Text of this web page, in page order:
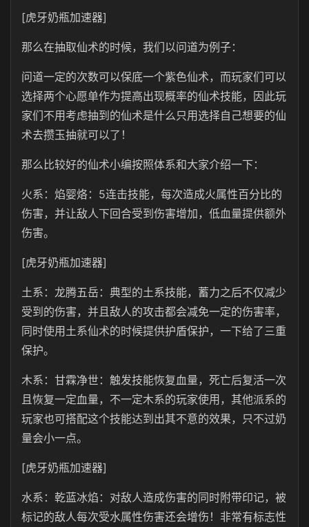
[虎牙奶瓶加速器]
那么在抽取仙术的时候，我们以问道为例子：
问道一定的次数可以保底一个紫色仙术，而玩家们可以
选择两个心愿单作为提高出现概率的仙术技能，因此玩
家们不用考虑抽到的仙术是什么只用选择自己想要的仙
术去攒玉抽就可以了！
那么比较好的仙术小编按照体系和大家介绍一下：
火系：焰婴烙：5连击技能，每次造成火属性百分比的
伤害，并让敌人下回合受到伤害增加，低血量提供额外
伤害。
[虎牙奶瓶加速器]
土系：龙腾五岳：典型的土系技能，蓄力之后不仅减少
受到的伤害，并且敌人的攻击都会减免一定的伤害率，
同时使用土系仙术的时候提供护盾保护，一下给了三重
保护。
木系：甘霖净世：触发技能恢复血量，死亡后复活一次
且恢复一定血量，不一定木系的玩家使用，其他派系的
玩家也可搭配这个技能达到出其不意的效果，只不过奶
量会小一点。
[虎牙奶瓶加速器]
水系：乾蓝冰焰：对敌人造成伤害的同时附带印记，被
标记的敌人每次受水属性伤害还会增伤！非常有标志性